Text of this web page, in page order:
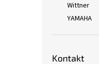
Wittner
YAMAHA
Kontakt